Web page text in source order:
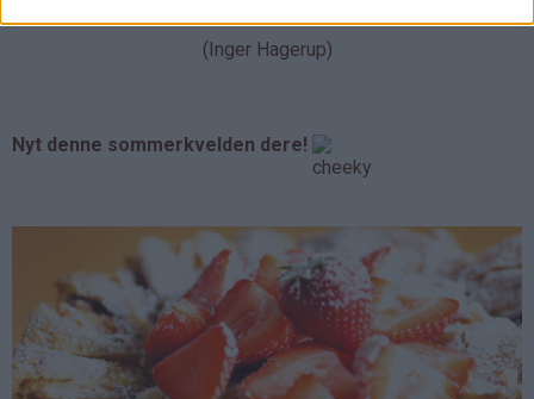
(Inger Hagerup)
Nyt denne sommerkvelden dere!